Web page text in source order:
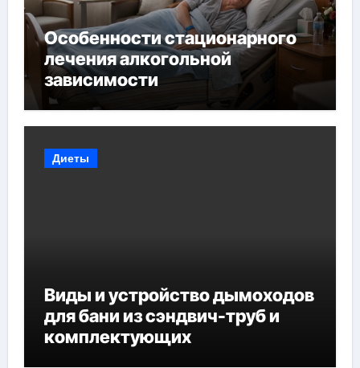
Особенности стационарного
лечения алкогольной
зависимости
Диеты
Виды и устройство дымоходов
для бани из сэндвич-труб и
комплектующих